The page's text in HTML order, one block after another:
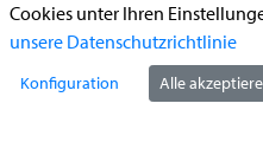
Reiterplakette
Ummeldung zugelassenes
Cookies unter Ihren
unsere Datenschutzrichtlinie
Konfiguration Alle